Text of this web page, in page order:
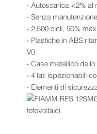
- Autoscarica <2% al
- Senza manutenzione
- 2.500 cicli, 50%
- Plastiche in ABS
V0
- Case metallico
- 4 lati ispezionabili
- Elementi di